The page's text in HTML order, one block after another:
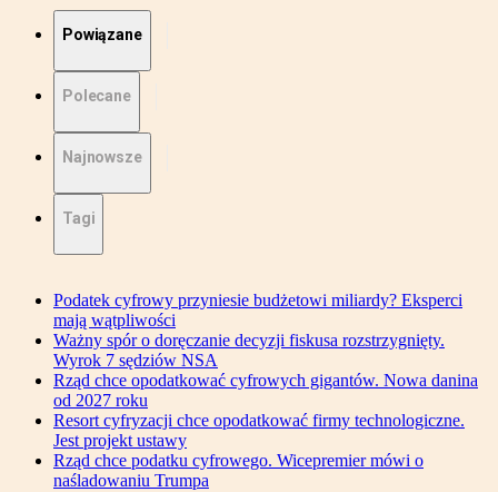
Powiązane
Polecane
Najnowsze
Tagi
Podatek cyfrowy przyniesie budżetowi miliardy? Eksperci
mają wątpliwości
Ważny spór o doręczanie decyzji fiskusa rozstrzygnięty.
Wyrok 7 sędziów NSA
Rząd chce opodatkować cyfrowych gigantów. Nowa danina
od 2027 roku
Resort cyfryzacji chce opodatkować firmy technologiczne.
Jest projekt ustawy
Rząd chce podatku cyfrowego. Wicepremier mówi o
naśladowaniu Trumpa